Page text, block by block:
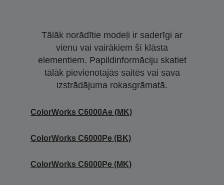
Tālāk norādītie modeļi ir saderīgi ar
vienu vai vairākiem šī klāsta
elementiem. Papildinformāciju skatiet
tālāk pievienotajās saitēs vai sava
izstrādājuma rokasgrāmatā.
ColorWorks C6000Ae (MK)
ColorWorks C6000Pe (BK)
ColorWorks C6000Pe (MK)